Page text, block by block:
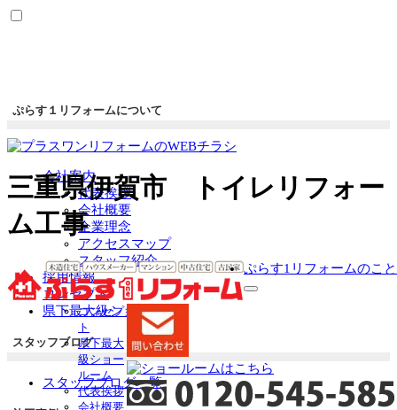
三重県伊賀市 トイレリフォー
ム工事
ぷらす1リフォームのこと
サ
ー
を
展
コンセプ
ト
県下最大
級ショー
ルーム
代表挨拶
会社概要
ぷらす１リフォームについて
会社案内
代表挨拶
会社概要
企業理念
アクセスマップ
スタッフ紹介
採用情報
コンセプト
県下最大級ショールーム
スタッフブログ
スタッフブログ一覧